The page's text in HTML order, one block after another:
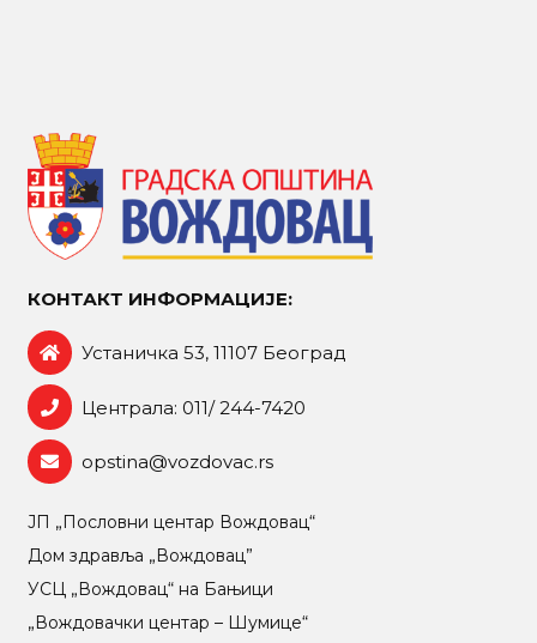
КОНТАКТ ИНФОРМАЦИЈЕ:
Устаничка 53, 11107 Београд
Централа: 011/ 244-7420
opstina@vozdovac.rs
ЈП „Пословни центар Вождовац“
Дом здравља „Вождовац”
УСЦ „Вождовац“ на Бањици
„Вождовачки центар – Шумице“